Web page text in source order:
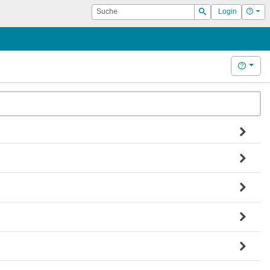
Suche
Suchen
Login Hilfe
Hilfe